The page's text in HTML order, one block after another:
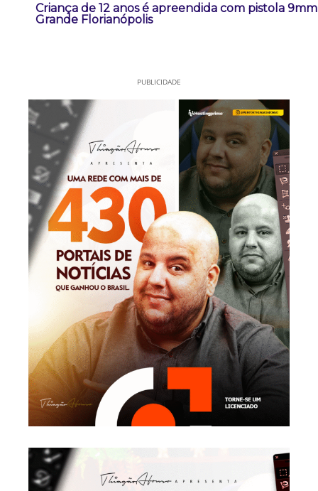
Criança de 12 anos é apreendida com pistola
Grande Florianópolis
PUBLICIDADE